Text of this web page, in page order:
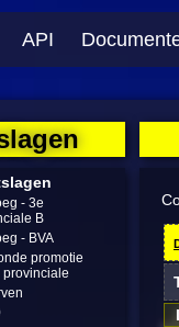
API
- 3e
B
- BVA
promotie
provinciale